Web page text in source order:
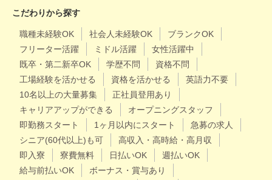
こだわりから探す
職種未経験OK 社会人未経験OK
ブランクOK
フリーター活躍
ミドル活躍
女性活躍中
既卒・第二新卒OK
学歴不問
資格不問
工場経験を活かせる
資格を活かせる
英語力不要
10名以上の大量募集
正社員登用あり
キャリアアップができる
オープニングスタッフ
即勤務スタート
1ヶ月以内にスタート
急募の求人
シニア(60代以上)も可
高収入・高時給・高月収
即入寮
寮費無料 日払いOK
週払いOK
給与前払いOK
ボーナス・賞与あり